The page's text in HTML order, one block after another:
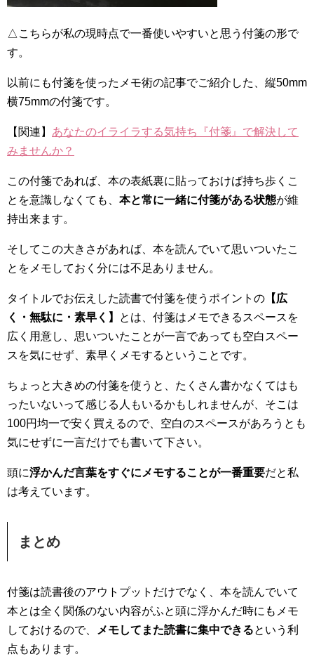
△こちらが私の現時点で一番使いやすいと思う付箋の形で
す。
以前にも付箋を使ったメモ術の記事でご紹介した、縦50mm
横75mmの付箋です。
【関連】 あなたのイライラする気持ち『付箋』で解決して
みませんか？
この付箋であれば、本の表紙裏に貼っておけば持ち歩くこ
とを意識しなくても、 本と常に一緒に付箋がある状態が維
持出来ます。
そしてこの大きさがあれば、本を読んでいて思いついたこ
とをメモしておく分には不足ありません。
タイトルでお伝えした読書で付箋を使うポイントの 【広
く・無駄に・素早く】
とは、付箋はメモできるスペースを
広く用意し、思いついたことが一言であっても空白スペー
スを気にせず、素早くメモするということです。
ちょっと大きめの付箋を使うと、たくさん書かなくてはも
ったいないって感じる人もいるかもしれませんが、そこは
100円均一で安く買えるので、空白のスペースがあろうとも
気にせずに一言だけでも書いて下さい。
頭に浮かんだ言葉をすぐにメモすることが一番重要だと私
は考えています。
まとめ
付箋は読書後のアウトプットだけでなく、本を読んでいて
本とは全く関係のない内容がふと頭に浮かんだ時にもメモ
しておけるので、
メモしてまた読書に集中できるという利
点もあります。